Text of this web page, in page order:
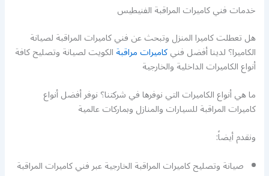
خدمات فني كاميرات المراقبة الفنيطيس
هل تعطلت كاميرا المنزل وتبحث عن فني كاميرات المراقبة لصيانة
الكاميرا؟ لدينا أفضل فنيكاميرات مراقبةالكويت لصيانة وتصليح كافة
أنواع الكاميرات الداخلية والخارجية
ما هي أنواع الكاميرات التي نوفرها في شركتنا؟ نوفر أفضل أنواع
كاميرات المراقبة للسيارات والمنازل وبماركات عالمية
ونقدم أيضاً:
صيانة وتصليح كاميرات المراقبة الخارجية عبر فني كاميرات المراقبة